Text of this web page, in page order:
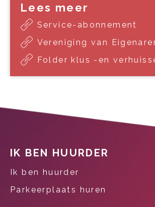
Lees meer
Service-abonnement
Vereniging van
Folder klus -en
Contactinformatie
IK BEN HUURDER
Ik ben huurder
Parkeerplaats huren